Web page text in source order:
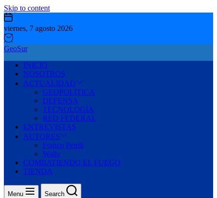
Skip to content
viernes, 7 agosto 2026
GeoSur
INICIO
NOSOTROS
ACTUALIDAD
GEOPOLITICA
DEFENSA
TECNOLOGÍA
RED FEDERAL
ENTREVISTAS
AUTORES
Franco Petrili
Wally
COMBATIENDO EL FUEGO
TIENDA
Menu Search